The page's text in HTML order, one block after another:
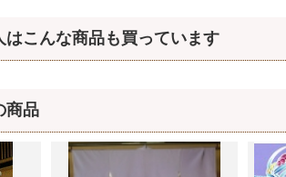
はこんな商品も買っています
商品